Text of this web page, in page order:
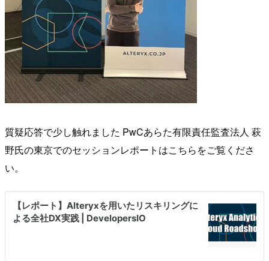
質疑応答で少し触れました PwCあらた有限責任監査法人 萩
野氏の東京でのセッションレポートはこちらをご覧くださ
い。